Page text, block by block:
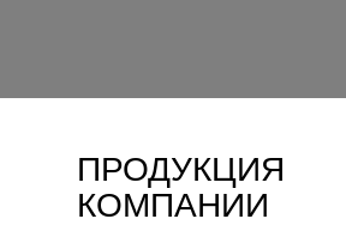
ПРОДУКЦИЯ
КОМПАНИИ